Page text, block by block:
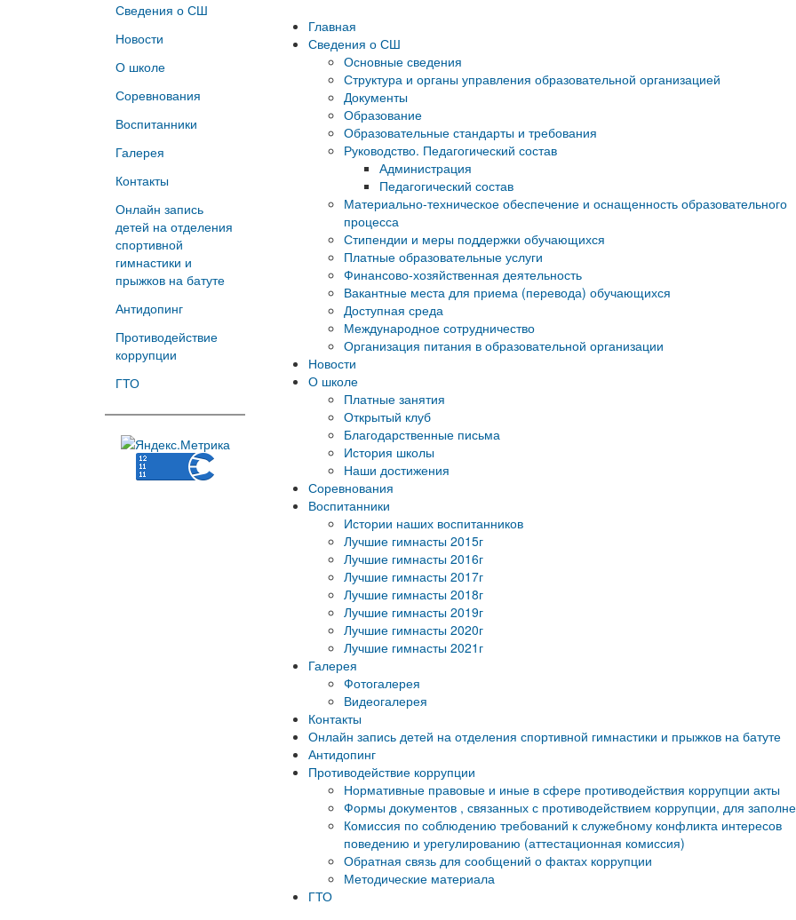
Сведения о СШ
Новости
О школе
Соревнования
Воспитанники
Галерея
Контакты
Онлайн запись
детей на отделения
спортивной
гимнастики и
прыжков на батуте
Антидопинг
Противодействие
коррупции
ГТО
Главная
Сведения о СШ
Основные сведения
Структура и органы управления образовательной организацией
Документы
Образование
Образовательные стандарты и требования
Руководство. Педагогический состав
Администрация
Педагогический состав
Материально-техническое обеспечение и оснащенность образовательного
процесса
Стипендии и меры поддержки обучающихся
Платные образовательные услуги
Финансово-хозяйственная деятельность
Вакантные места для приема (перевода) обучающихся
Доступная среда
Международное сотрудничество
Организация питания в образовательной организации
Новости
О школе
Платные занятия
Открытый клуб
Благодарственные письма
История школы
Наши достижения
Соревнования
Воспитанники
Истории наших воспитанников
Лучшие гимнасты 2015г
Лучшие гимнасты 2016г
Лучшие гимнасты 2017г
Лучшие гимнасты 2018г
Лучшие гимнасты 2019г
Лучшие гимнасты 2020г
Лучшие гимнасты 2021г
Галерея
Фотогалерея
Видеогалерея
Контакты
Онлайн запись детей на отделения спортивной гимнастики и прыжков на батуте
Антидопинг
Противодействие коррупции
Нормативные правовые и иные в сфере противодействия коррупции акты
Формы документов , связанных с противодействием коррупции, для
Комиссия по соблюдению требований к служебному конфликта интересов
поведению и урегулированию (аттестационная комиссия)
Обратная связь для сообщений о фактах коррупции
Методические материала
ГТО